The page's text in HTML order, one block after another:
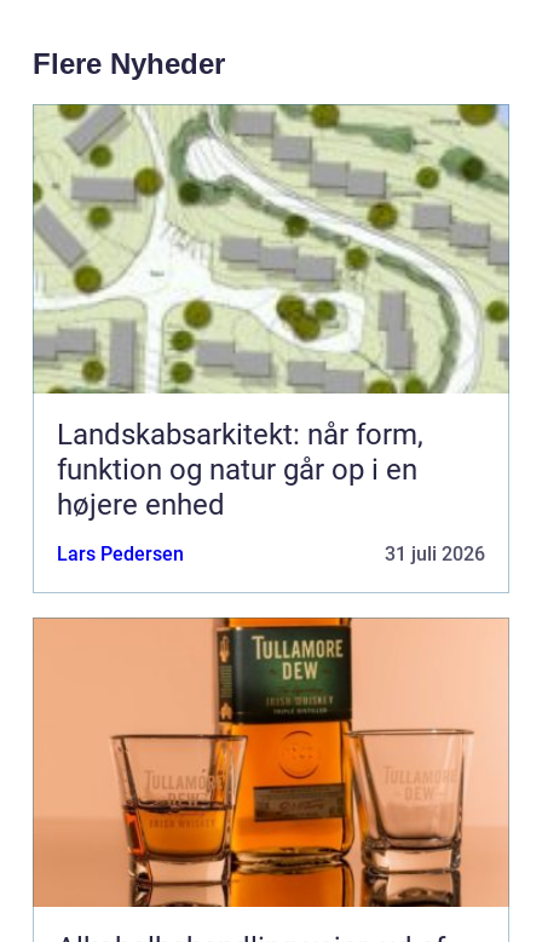
Flere Nyheder
Landskabsarkitekt: når form,
funktion og natur går op i en
højere enhed
Lars Pedersen 31 juli 2026